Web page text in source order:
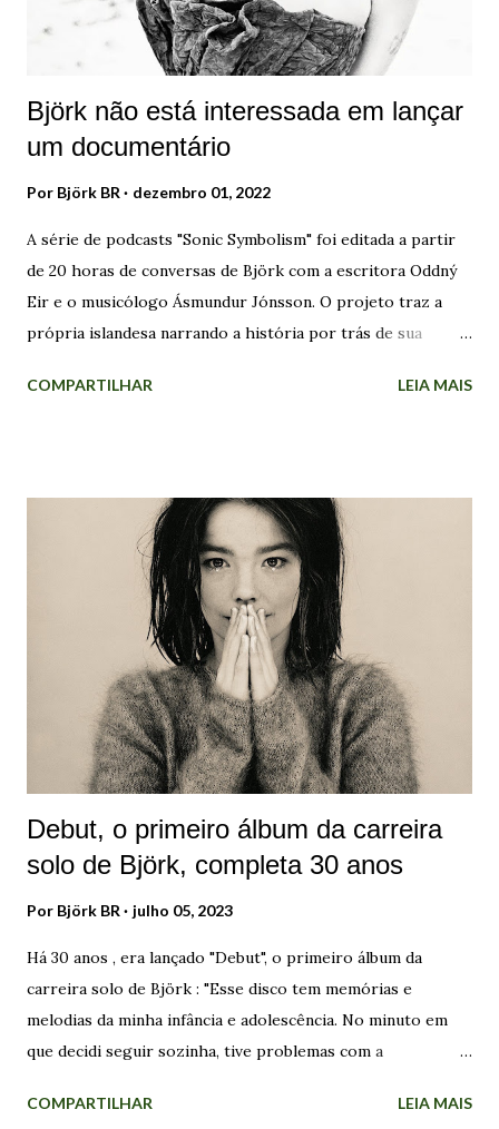
para a criação dessas obras, os membros perceberam que
precisavam de uma ferramenta...
Björk não está interessada em lançar
um documentário
Por Björk BR dezembro 01, 2022
A série de podcasts "Sonic Symbolism" foi editada a partir
de 20 horas de conversas de Björk com a escritora Oddný
Eir e o musicólogo Ásmundur Jónsson. O projeto traz a
própria islandesa narrando a história por trás de sua
terapêutico. A razão pela qual decidi fazer foi que eu estava
pessoa fará!". A cantora explicou que os documentários
feitos sobre artistas mulheres são "realmente injustos, às
vezes", que muitas vezes são "apenas uma lista de seus
namorados e ficam dizendo: "Ah, eles tiveram uma vida feliz"
se tiverem tido um casamento. Mas se não tiver sido o caso,
então a vida delas foi um fracasso. Com os homens, eles não
fazem nada disso". A intenção de Björk com os episódios é
"dar importância ao meu trabalho" e ...
COMPARTILHAR LEIA MAIS
Debut, o primeiro álbum da carreira
solo de Björk, completa 30 anos
Por Björk BR julho 05, 2023
Há 30 anos , era lançado "Debut", o primeiro álbum da
carreira solo de Björk : "Esse disco tem memórias e
melodias da minha infância e adolescência. No minuto em
que decidi seguir sozinha, tive problemas com a
Islândia, que queria lançar sua própria música para o resto
COMPARTILHAR LEIA MAIS